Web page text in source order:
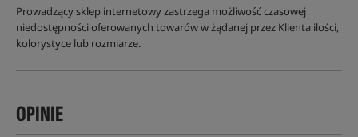
Prowadzący sklep internetowy zastrzega możliwość czasowej
niedostępności oferowanych towarów w żądanej przez Klienta ilości,
kolorystyce lub rozmiarze.
OPINIE